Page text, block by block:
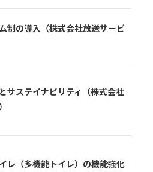
制の導入（株式会社放送サービ
サステイナビリティ（株式会社
レ（多機能トイレ）の機能強化